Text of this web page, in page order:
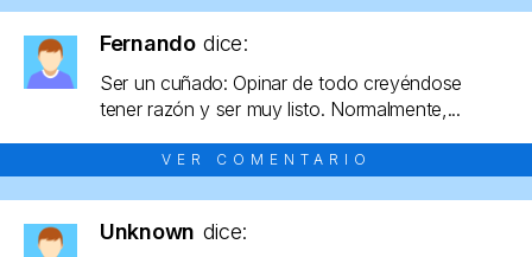
Fernando dice:
Ser un cuñado: Opinar de todo creyéndose
tener razón y ser muy listo. Normalmente,...
VER COMENTARIO
Unknown dice: